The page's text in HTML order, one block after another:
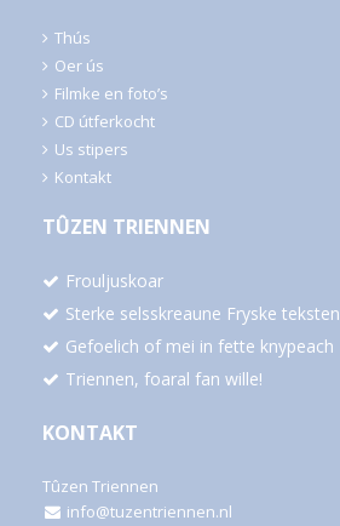
Thús
Oer ús
Filmke en foto’s
CD útferkocht
Us stipers
Kontakt
TÛZEN TRIENNEN
Frouljuskoar
Sterke selsskreaune Fryske teksten
Gefoelich of mei in fette knypeach
Triennen, foaral fan wille!
KONTAKT
Tûzen Triennen
info@tuzentriennen.nl